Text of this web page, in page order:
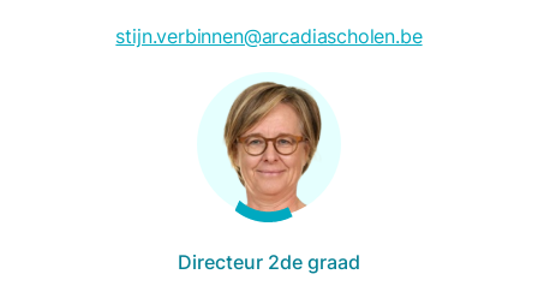
stijn.verbinnen@arcadiascholen.be
Directeur 2de graad